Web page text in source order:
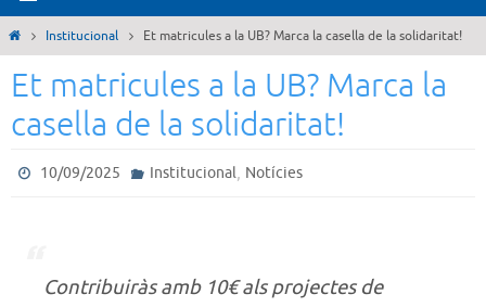
HomeInstitucional Et matricules a la UB? Marca la casella de la solidaritat!
Et matricules a la UB? Marca la
casella de la solidaritat!
10/09/2025 Institucional, Notícies
Contribuiràs amb 10€ als projectes de